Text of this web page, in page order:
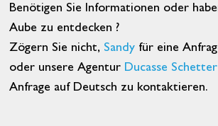
Benötigen Sie Informationen oder
Aube zu entdecken ?
Zögern Sie nicht, Sandyfür eine
oder unsere Agentur Ducasse Schetter
Anfrage auf Deutsch zu kontaktieren.